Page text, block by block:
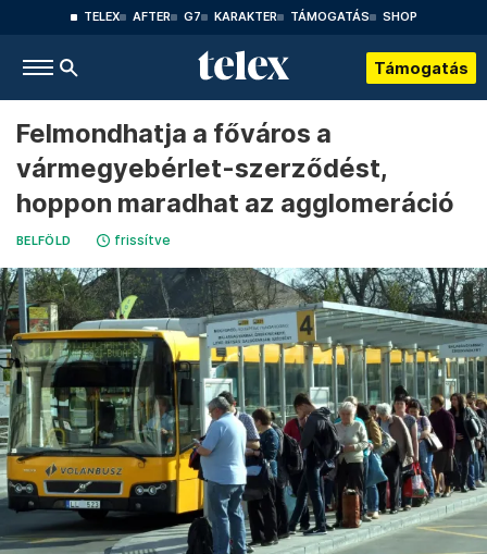
TELEX AFTER G7 KARAKTER TÁMOGATÁS SHOP
Támogatás
Felmondhatja a főváros a
vármegyebérlet-szerződést,
hoppon maradhat az agglomeráció
BELFÖLD frissítve